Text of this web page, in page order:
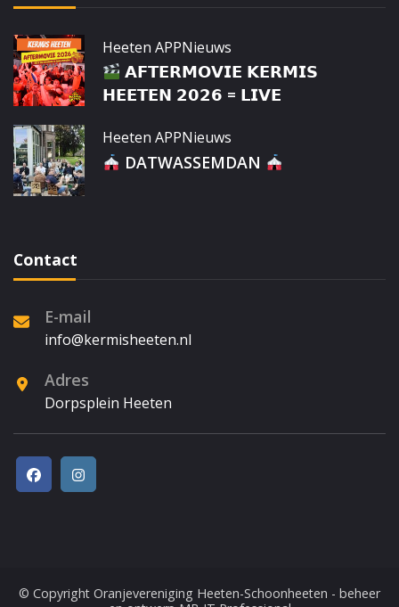
Heeten APPNieuws
𝗔𝗙𝗧𝗘𝗥𝗠𝗢𝗩𝗜𝗘 𝗞𝗘𝗥𝗠𝗜𝗦
𝗛𝗘𝗘𝗧𝗘𝗡 𝟮𝟬𝟮𝟲 = 𝗟𝗜𝗩𝗘
Heeten APPNieuws
DATWASSEMDAN
Contact
E-mail
info@kermisheeten.nl
Adres
Dorpsplein Heeten
© Copyright Oranjevereniging Heeten-Schoonheeten - beheer